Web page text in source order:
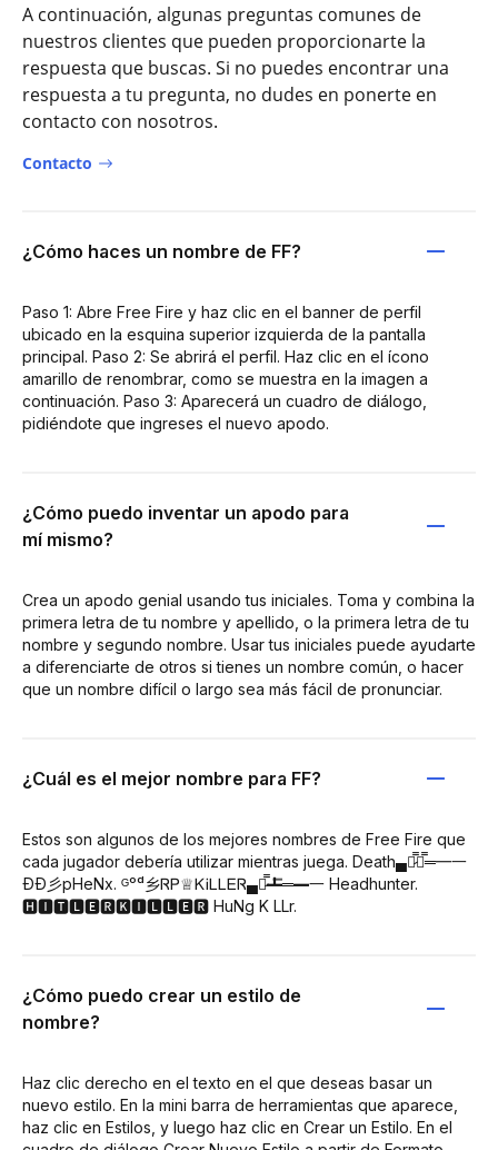
A continuación, algunas preguntas comunes de
nuestros clientes que pueden proporcionarte la
respuesta que buscas. Si no puedes encontrar una
respuesta a tu pregunta, no dudes en ponerte en
contacto con nosotros.
Contacto
¿Cómo haces un nombre de FF?
Paso 1: Abre Free Fire y haz clic en el banner de perfil
ubicado en la esquina superior izquierda de la pantalla
principal. Paso 2: Se abrirá el perfil. Haz clic en el ícono
amarillo de renombrar, como se muestra en la imagen a
continuación. Paso 3: Aparecerá un cuadro de diálogo,
pidiéndote que ingreses el nuevo apodo.
¿Cómo puedo inventar un apodo para
mí mismo?
Crea un apodo genial usando tus iniciales. Toma y combina la
primera letra de tu nombre y apellido, o la primera letra de tu
nombre y segundo nombre. Usar tus iniciales puede ayudarte
a diferenciarte de otros si tienes un nombre común, o hacer
que un nombre difícil o largo sea más fácil de pronunciar.
¿Cuál es el mejor nombre para FF?
Estos son algunos de los mejores nombres de Free Fire que
cada jugador debería utilizar mientras juega. Death▄︻̷̿┻̿═━一
ĐĐ彡pHeNx. ᴳᵒᵈ乡ᏒᏢ♕ᏦᎥᏞᏞᎬᏒ▄︻̷̿┻̿═━一 Headhunter.
🅷🅸🆃🅻🅴🆁🅺🅸🅻🅻🅴🆁 HuNg K LLr.
¿Cómo puedo crear un estilo de
nombre?
Haz clic derecho en el texto en el que deseas basar un
nuevo estilo. En la mini barra de herramientas que aparece,
haz clic en Estilos, y luego haz clic en Crear un Estilo. En el